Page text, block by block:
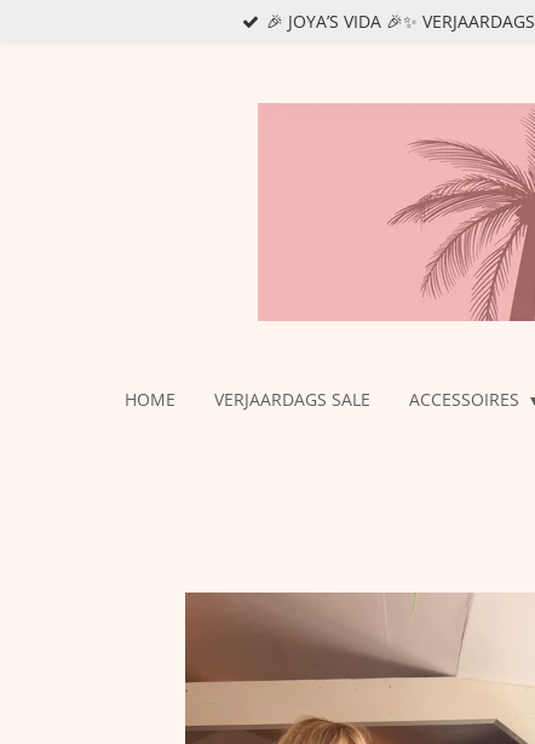
🎉 JOYA’S VIDA 🎉✨
HOME VERJAARDAGS SALE ACCESSOIRES